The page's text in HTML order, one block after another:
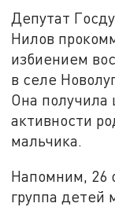
Депутат
Нилов
избиением
в селе
Она получила
активности
мальчика.
Напомним, 26
группа детей